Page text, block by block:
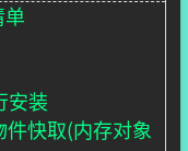
安装
快取(内存对象